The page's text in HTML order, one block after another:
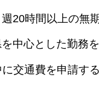
20時間以上の無
中心とした勤務
交通費を申請す